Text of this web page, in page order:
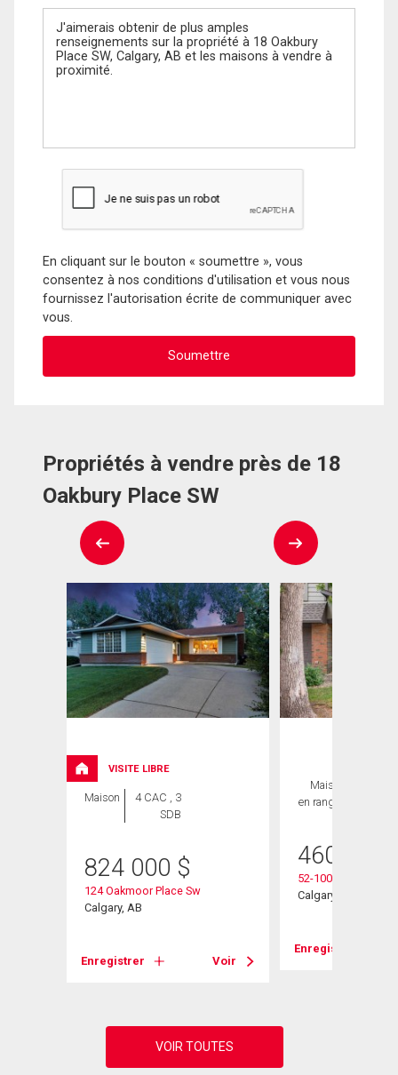
Message
En cliquant sur le bouton « soumettre », vous
consentez à nos conditions d'utilisation et vous nous
fournissez l'autorisation écrite de communiquer avec
vous.
Propriétés à vendre près de 18
Oakbury Place SW
VISITE LIBRE
Maison
4 CAC , 3
SDB
824 000 $
124 Oakmoor Place Sw
Calgary, AB
Enregistrer Voir
Maison
en rangée
460 000
52-10030 Oakmoor
Calgary, AB
Enregistrer